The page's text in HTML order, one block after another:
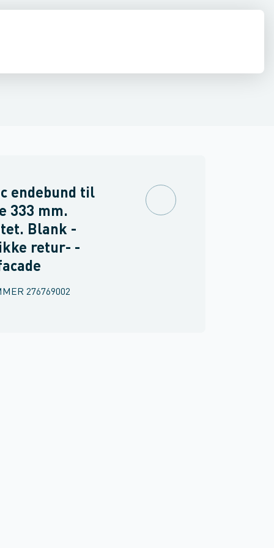
endebund til
333 mm.
Blank -
ikke retur- -
276769002